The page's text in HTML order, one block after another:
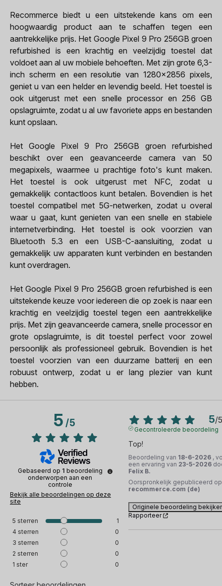
Recommerce biedt u een uitstekende kans om een
hoogwaardig product aan te schaffen tegen een
aantrekkelijke prijs. Het Google Pixel 9 Pro 256GB groen
refurbished is een krachtig en veelzijdig toestel dat
voldoet aan al uw mobiele behoeften. Met zijn grote 6,3-
inch scherm en een resolutie van 1280x2856 pixels,
geniet u van een helder en levendig beeld. Het toestel is
ook uitgerust met een snelle processor en 256 GB
opslagruimte, zodat u al uw favoriete apps en bestanden
kunt opslaan.
Het Google Pixel 9 Pro 256GB groen refurbished
beschikt over een geavanceerde camera van 50
megapixels, waarmee u prachtige foto's kunt maken.
Het toestel is ook uitgerust met NFC, zodat u
gemakkelijk contactloos kunt betalen. Bovendien is het
toestel compatibel met 5G-netwerken, zodat u overal
waar u gaat, kunt genieten van een snelle en stabiele
internetverbinding. Het toestel is ook voorzien van
Bluetooth 5.3 en een USB-C-aansluiting, zodat u
gemakkelijk uw apparaten kunt verbinden en bestanden
kunt overdragen.
Het Google Pixel 9 Pro 256GB groen refurbished is een
uitstekende keuze voor iedereen die op zoek is naar een
krachtig en veelzijdig toestel tegen een aantrekkelijke
prijs. Met zijn geavanceerde camera, snelle processor en
grote opslagruimte, is dit toestel perfect voor zowel
persoonlijk als professioneel gebruik. Bovendien is het
toestel voorzien van een duurzame batterij en een
robuust ontwerp, zodat u er lang plezier van kunt
hebben.
5/5
Gebaseerd op 1 beoordeling
onderworpen aan een
controle
Bekijk alle beoordelingen op deze
site
5 sterren
1
4 sterren
0
3 sterren
0
2 sterren
0
1 ster 0
5/5
Gecontroleerde beoordeling
Top!
Beoordeling van 18-6-2026 ,
een ervaring van 23-5-2026
Felix B.
Oorspronkelijk gepubliceerd op
recommerce.com (de)
Originele beoordeling
Rapporteer